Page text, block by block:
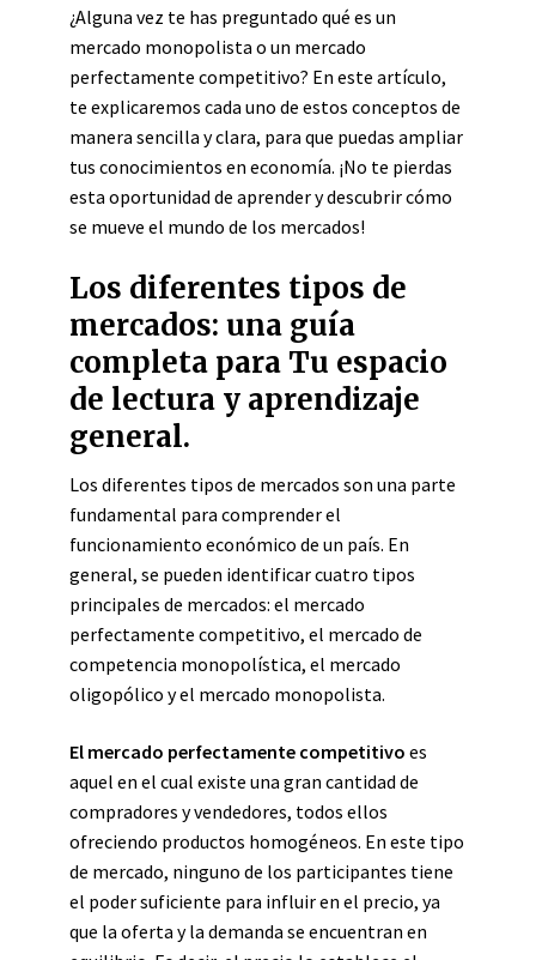
¿Alguna vez te has preguntado qué es un
mercado monopolista o un mercado
perfectamente competitivo? En este artículo,
te explicaremos cada uno de estos conceptos de
manera sencilla y clara, para que puedas ampliar
tus conocimientos en economía. ¡No te pierdas
esta oportunidad de aprender y descubrir cómo
se mueve el mundo de los mercados!
Los diferentes tipos de
mercados: una guía
completa para Tu espacio
de lectura y aprendizaje
general.
Los diferentes tipos de mercados son una parte
fundamental para comprender el
funcionamiento económico de un país. En
general, se pueden identificar cuatro tipos
principales de mercados: el mercado
perfectamente competitivo, el mercado de
competencia monopolística, el mercado
oligopólico y el mercado monopolista.
El mercado perfectamente competitivo es
aquel en el cual existe una gran cantidad de
compradores y vendedores, todos ellos
ofreciendo productos homogéneos. En este tipo
de mercado, ninguno de los participantes tiene
el poder suficiente para influir en el precio, ya
que la oferta y la demanda se encuentran en